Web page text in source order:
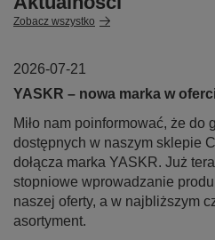
Zobacz wszystko
2026-07-21
YASKR – nowa marka w
Miło nam poinformować, że do
dostępnych w naszym sklepie
dołącza marka YASKR. Już
stopniowe wprowadzanie
naszej oferty, a w najbliższym
asortyment.